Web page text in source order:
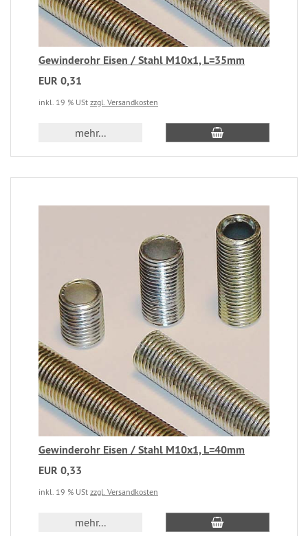
Gewinderohr Eisen / Stahl M10x1, L=35mm
EUR 0,31
inkl. 19 % USt zzgl. Versandkosten
mehr...
Gewinderohr Eisen / Stahl M10x1, L=40mm
EUR 0,33
inkl. 19 % USt zzgl. Versandkosten
mehr...